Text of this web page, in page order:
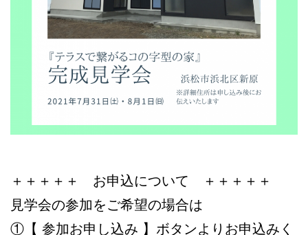
＋＋＋＋＋ お申込について ＋＋＋＋＋
見学会の参加をご希望の場合は
①【 参加お申し込み 】ボタンよりお申込みく